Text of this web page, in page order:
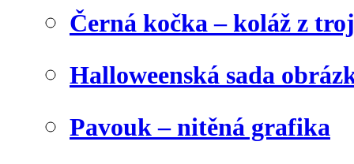
Černá kočka – koláž z
Halloweenská sada
Pavouk – nitěná grafika